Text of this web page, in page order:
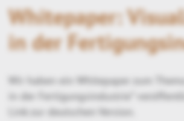
Whitepaper:
in der
Wir haben ein Whitepaper zum
in der Fertigungsindustrie”
Link zur deutschen Version.